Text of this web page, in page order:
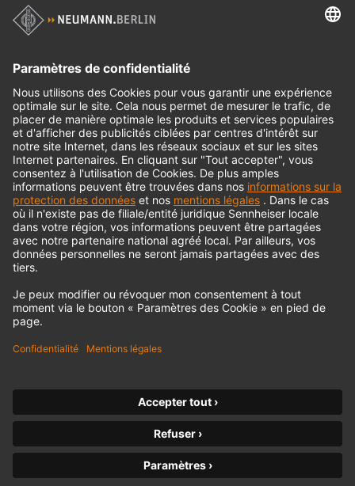
Produits historiques
© 2018 - 2026Georg Neumann GmbH
Impression
Politique de confidentialité
Conditions générales
Droit de rétractation
Declarer la rétraction